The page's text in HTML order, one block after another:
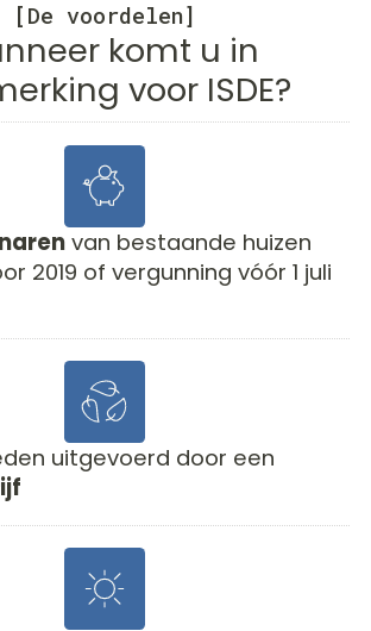
[De voordelen]
komt u in
voor ISDE?
van bestaande huizen
2019 of vergunning vóór 1 juli
uitgevoerd door een